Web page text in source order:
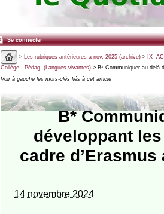
Se connecter
> Les rubriques antérieures à nov. 2025 (archive)> IX-
Collège - Pédag. (Langues vivantes)> B* Communiquer au-delà
Voir à gauche les mots-clés liés à cet article
B*
développant
cadre
14 novembre 2024